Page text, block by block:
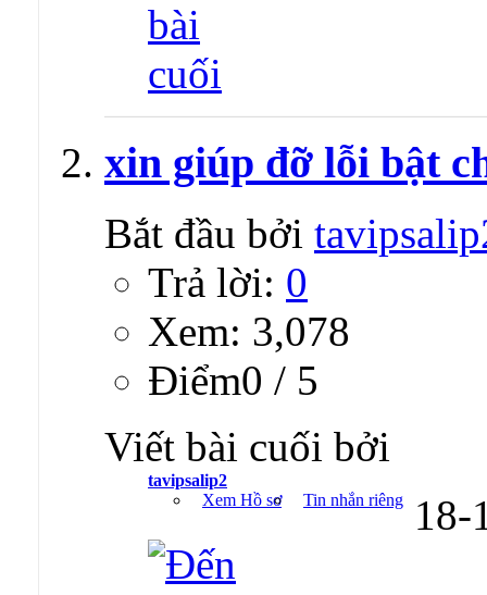
xin giúp đỡ lỗi bật
Bắt đầu bởi
Trả lời: 0
Xem: 3,078
Ðiểm0 / 5
Viết bài cuối bởi
tavipsalip2
Xem Hồ sơ
Tin nhắn riêng